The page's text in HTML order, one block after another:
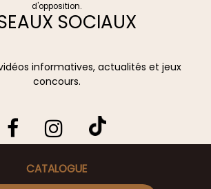
d'opposition.
SOCIAUX
informatives, actualités et jeux
concours.
CATALOGUE